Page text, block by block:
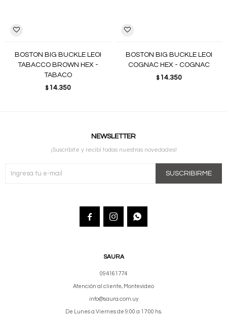
BOSTON BIG BUCKLE LEOI
TABACCO BROWN HEX -
TABACO
$ 14.350
BOSTON BIG BUCKLE LEOI
COGNAC HEX - COGNAC
$ 14.350
SAURA
094161774
Atención al cliente, Montevideo
info@saura.com.uy
De Lunes a Viernes de 9:00 a 17:00 hs.
NEWSLETTER
¡Suscribite y recibí todas nuestras novedades!
SUSCRIBIRME
  